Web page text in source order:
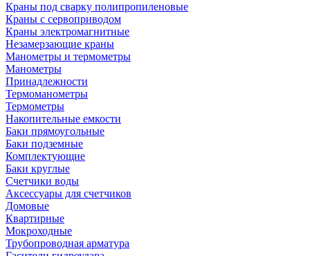
Краны под сварку полипропиленовые
Краны с сервоприводом
Краны электромагнитные
Незамерзающие краны
Манометры и термометры
Манометры
Принадлежности
Термоманометры
Термометры
Накопительные емкости
Баки прямоугольные
Баки подземные
Комплектующие
Баки круглые
Счетчики воды
Аксессуары для счетчиков
Домовые
Квартирные
Мокроходные
Трубопроводная арматура